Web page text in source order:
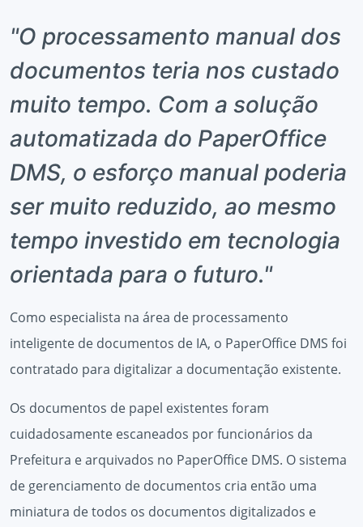
"O processamento manual dos
documentos teria nos custado
muito tempo. Com a solução
automatizada do PaperOffice
DMS, o esforço manual poderia
ser muito reduzido, ao mesmo
tempo investido em tecnologia
orientada para o futuro."
Como especialista na área de processamento
inteligente de documentos de IA, o PaperOffice DMS foi
contratado para digitalizar a documentação existente.
Os documentos de papel existentes foram
cuidadosamente escaneados por funcionários da
Prefeitura e arquivados no PaperOffice DMS. O sistema
de gerenciamento de documentos cria então uma
miniatura de todos os documentos digitalizados e